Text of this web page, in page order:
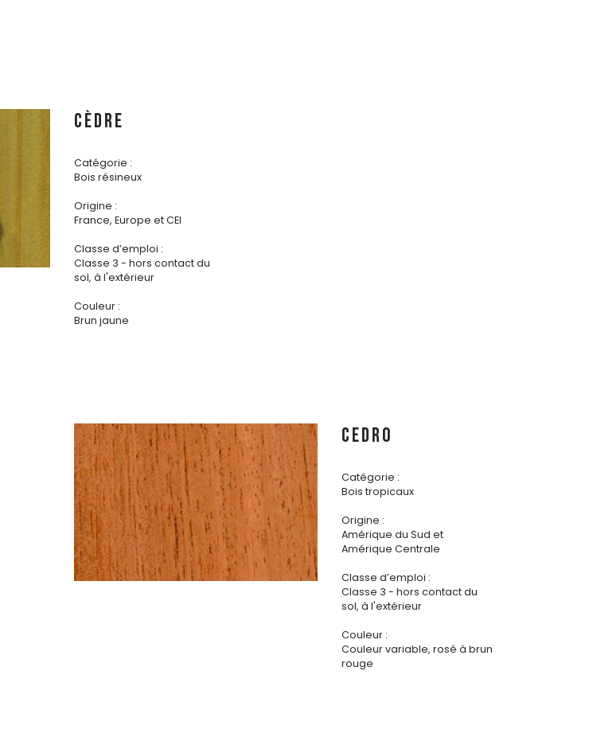
CÈDRE
Catégorie :
Bois résineux
Origine :
France, Europe et CEI
Classe d’emploi :
Classe 3 - hors contact du
sol, à l'extérieur
Couleur :
Brun jaune
CEDRO
Catégorie :
Bois tropicaux
Origine :
Amérique du Sud et
Amérique Centrale
Classe d’emploi :
Classe 3 - hors contact du
sol, à l'extérieur
Couleur :
Couleur variable, rosé à brun
rouge